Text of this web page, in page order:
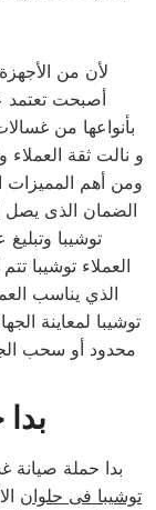
لأن من
أصبحت تعتمد
بأنواعها من
و نالت ثقة
ومن أهم المميزات
توشيبا
العملاء توشيبا
الذي يناسب
توشيبا لمعاينة
محدود أو سحب
بدا حملة
توشيبا فى حلوان